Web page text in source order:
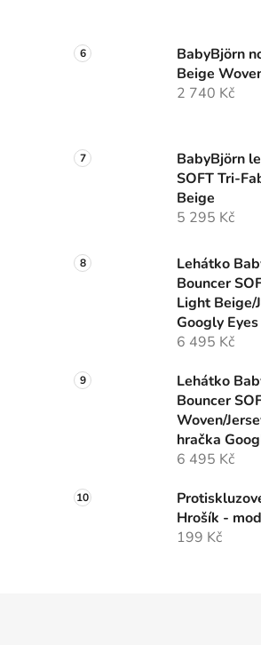
BabyBjörn
Beige
2 740 Kč
BabyBjörn
SOFT Tri-
Beige
5 295 Kč
Lehátko
Bouncer
Light Beige/
Googly Eyes
6 495 Kč
Lehátko
Bouncer
Woven/
hračka
6 495 Kč
Hrošík -
199 Kč